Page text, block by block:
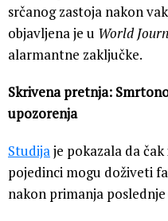
srčanog zastoja nakon
objavljena je u World
alarmantne zaključke.
Skrivena pretnja:
upozorenja
Studijaje pokazala da
pojedinci mogu doživeti
nakon primanja poslednje